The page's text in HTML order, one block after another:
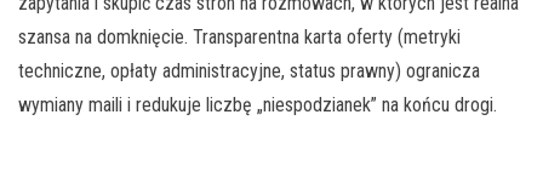
szansa na domknięcie. Transparentna karta oferty (metryki
techniczne, opłaty administracyjne, status prawny) ogranicza
wymiany maili i redukuje liczbę „niespodzianek” na końcu drogi.